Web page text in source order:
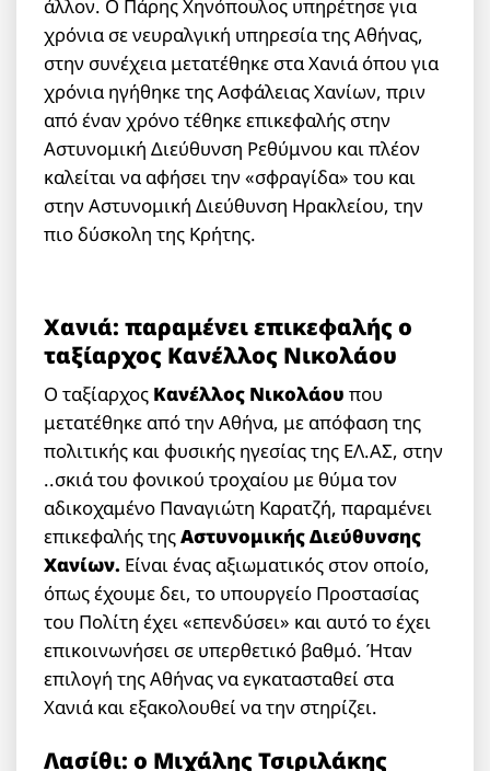
άλλον. Ο Πάρης Χηνόπουλος υπηρέτησε για
χρόνια σε νευραλγική υπηρεσία της Αθήνας,
στην συνέχεια μετατέθηκε στα Χανιά όπου για
χρόνια ηγήθηκε της Ασφάλειας Χανίων, πριν
από έναν χρόνο τέθηκε επικεφαλής στην
Αστυνομική Διεύθυνση Ρεθύμνου και πλέον
καλείται να αφήσει την «σφραγίδα» του και
στην Αστυνομική Διεύθυνση Ηρακλείου, την
πιο δύσκολη της Κρήτης.
Χανιά: παραμένει επικεφαλής ο
ταξίαρχος Κανέλλος Νικολάου
Ο ταξίαρχος Κανέλλος Νικολάου που
μετατέθηκε από την Αθήνα, με απόφαση της
πολιτικής και φυσικής ηγεσίας της ΕΛ.ΑΣ, στην
..σκιά του φονικού τροχαίου με θύμα τον
αδικοχαμένο Παναγιώτη Καρατζή, παραμένει
επικεφαλής τηςΑστυνομικής Διεύθυνσης
Χανίων. Είναι ένας αξιωματικός στον οποίο,
όπως έχουμε δει, το υπουργείο Προστασίας
του Πολίτη έχει «επενδύσει» και αυτό το έχει
επικοινωνήσει σε υπερθετικό βαθμό. Ήταν
επιλογή της Αθήνας να εγκατασταθεί στα
Χανιά και εξακολουθεί να την στηρίζει.
Λασίθι: ο Μιχάλης Τσιριλάκης